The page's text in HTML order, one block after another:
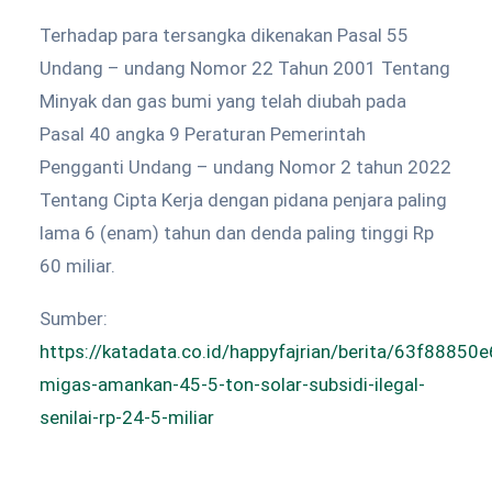
Terhadap para tersangka dikenakan Pasal 55
Undang – undang Nomor 22 Tahun 2001 Tentang
Minyak dan gas bumi yang telah diubah pada
Pasal 40 angka 9 Peraturan Pemerintah
Pengganti Undang – undang Nomor 2 tahun 2022
Tentang Cipta Kerja dengan pidana penjara paling
lama 6 (enam) tahun dan denda paling tinggi Rp
60 miliar.
Sumber:
https://katadata.co.id/happyfajrian/berita/
migas-amankan-45-5-ton-solar-subsidi-ilegal-
senilai-rp-24-5-miliar